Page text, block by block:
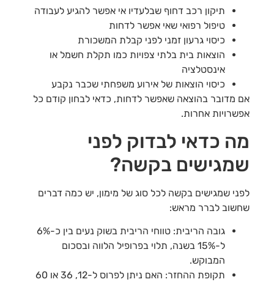
תיקון רכב דחוף שבלעדיו אי אפשר להגיע לעבודה
טיפול רפואי שאי אפשר לדחות
כיסוי גרעון זמני לפני קבלת המשכורת
הוצאות בית בלתי צפויות כמו תקלת חשמל או
אינסטלציה
כיסוי הוצאות של אירוע משפחתי שכבר נקבע
אם מדובר בהוצאה שאפשר לדחות, כדאי לבחון קודם כל
אפשרויות אחרות.
מה כדאי לבדוק לפני
שמגישים בקשה?
לפני שמגישים בקשה לכל סוג של מימון, יש כמה דברים
שחשוב לברר מראש:
גובה הריבית: טווחי הריבית בשוק נעים בין כ-6%
ל-15% בשנה, תלוי בפרופיל הלווה ובסכום
המבוקש.
תקופת ההחזר: האם ניתן לפרוס ל-12, 36 או 60